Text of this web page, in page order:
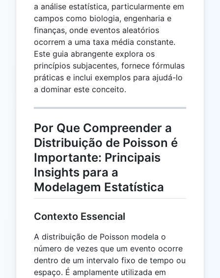
a análise estatística, particularmente em
campos como biologia, engenharia e
finanças, onde eventos aleatórios
ocorrem a uma taxa média constante.
Este guia abrangente explora os
princípios subjacentes, fornece fórmulas
práticas e inclui exemplos para ajudá-lo
a dominar este conceito.
Por Que Compreender a
Distribuição de Poisson é
Importante: Principais
Insights para a
Modelagem Estatística
Contexto Essencial
A distribuição de Poisson modela o
número de vezes que um evento ocorre
dentro de um intervalo fixo de tempo ou
espaço. É amplamente utilizada em